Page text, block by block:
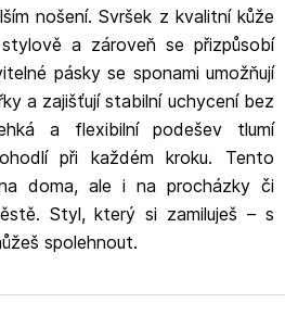
nošení. Svršek z kvalitní kůže
a zároveň se přizpůsobí
pásky se sponami umožňují
a zajišťují stabilní uchycení bez
a flexibilní podešev tlumí
při každém kroku. Tento
doma, ale i na procházky či
Styl, který si zamiluješ – s
spolehnout.